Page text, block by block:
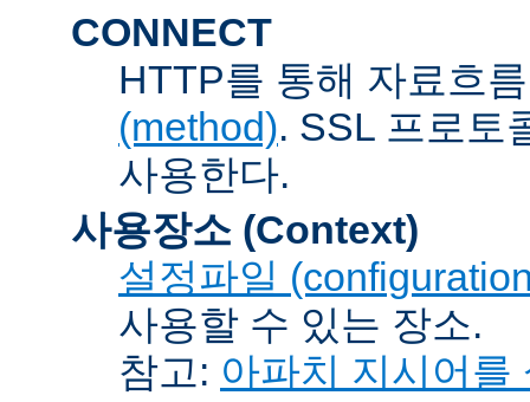
CONNECT
HTTP를 통해 자료흐
(method). SSL 프로토
사용한다.
사용장소 (Context)
설정파일
사용할 수 있는 장소.
참고: 아파치 지시어를